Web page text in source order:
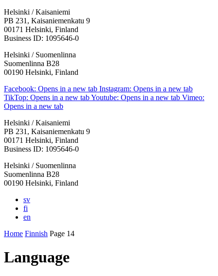
Helsinki / Kaisaniemi
PB 231, Kaisaniemenkatu 9
00171 Helsinki, Finland
Business ID: 1095646-0
Helsinki / Suomenlinna
Suomenlinna B28
00190 Helsinki, Finland
Facebook: Opens in a new tab Instagram: Opens in a new tab
TikTop: Opens in a new tabYoutube: Opens in a new tab Vimeo:
Opens in a new tab
Helsinki / Kaisaniemi
PB 231, Kaisaniemenkatu 9
00171 Helsinki, Finland
Business ID: 1095646-0
Helsinki / Suomenlinna
Suomenlinna B28
00190 Helsinki, Finland
sv
fi
en
Home Finnish Page 14
Language